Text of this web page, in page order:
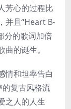
芳心的过程比
并且“Heart B-
分的歌词加倍
的诞生。
情和坦率告白
复古风格流
之人的人生